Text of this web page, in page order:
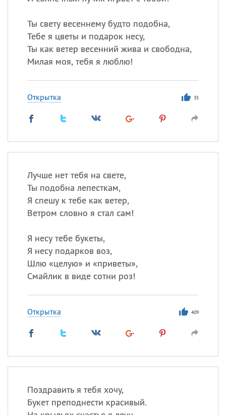
Ты свету весеннему будто подобна,
Тебе я цветы и подарок несу,
Ты как ветер весенний жива и свободна,
Милая моя, тебя я люблю!
Открытка 35
Лучше нет тебя на свете,
Ты подобна лепесткам,
Я спешу к тебе как ветер,
Ветром словно я стал сам!
Я несу тебе букеты,
Я несу подарков воз,
Шлю «целую» и «приветы»,
Смайлик в виде сотни роз!
Открытка 409
Поздравить я тебя хочу,
Букет преподнести красивый.
ИМЕНА
Сегодня празднуют именины
Посмотреть значение